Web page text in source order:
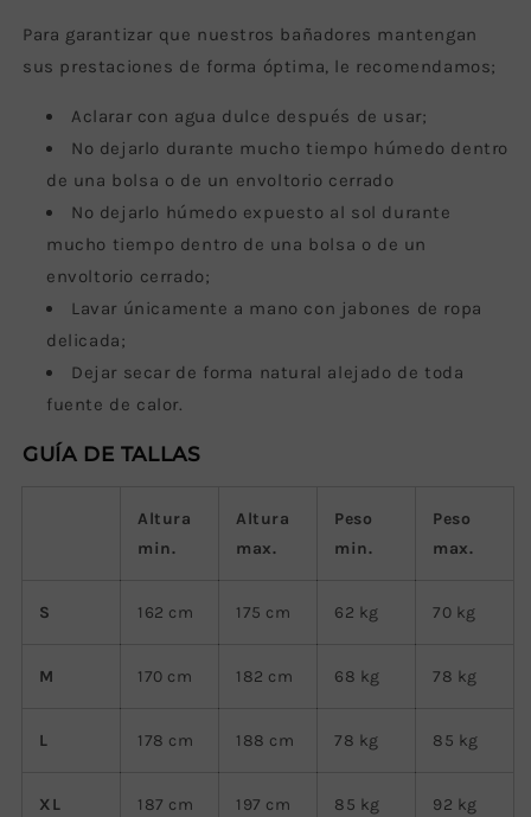
Para garantizar que nuestros bañadores mantengan
sus prestaciones de forma óptima, le recomendamos;
Aclarar con agua dulce después de usar;
No dejarlo durante mucho tiempo húmedo dentro
de una bolsa o de un envoltorio cerrado
No dejarlo húmedo expuesto al sol durante
mucho tiempo dentro de una bolsa o de un
envoltorio cerrado;
Lavar únicamente a mano con jabones de ropa
delicada;
Dejar secar de forma natural alejado de toda
fuente de calor.
GUÍA DE TALLAS
Altura
min.
Altura
max.
Peso
min.
Peso
max.
S 162 cm 175 cm 62 kg 70 kg
M 170 cm 182 cm 68 kg 78 kg
L 178 cm 188 cm 78 kg 85 kg
XL 187 cm 197 cm 85 kg 92 kg